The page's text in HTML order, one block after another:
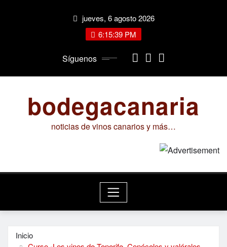
jueves, 6 agosto 2026
6:15:40 PM
Síguenos
bodegacanaria
noticias de vinos canarios y más…
Inicio